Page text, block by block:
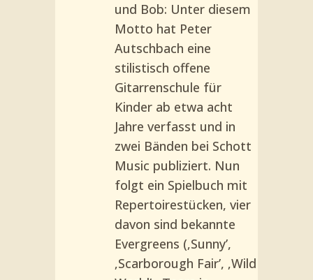
und Bob: Unter diesem
Motto hat Peter
Autschbach eine
stilistisch offene
Gitarrenschule für
Kinder ab etwa acht
Jahre verfasst und in
zwei Bänden bei Schott
Music publiziert. Nun
folgt ein Spielbuch mit
Repertoirestücken, vier
davon sind bekannte
Evergreens (‚Sunny’,
‚Scarborough Fair’, ‚Wild